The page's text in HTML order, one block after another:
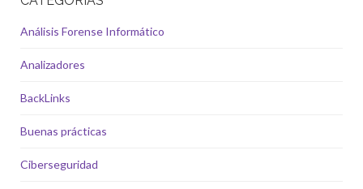
Análisis Forense Informático
Analizadores
BackLinks
Buenas prácticas
Ciberseguridad